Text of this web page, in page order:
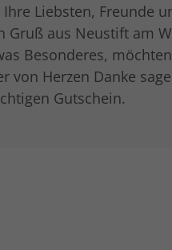
Ihre Liebsten, Freunde
Gruß aus Neustift am
Besonderes,
von Herzen Danke
Gutschein.